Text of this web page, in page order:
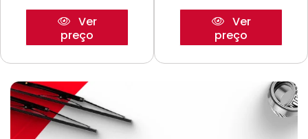
Ver
preço
Ver
preço